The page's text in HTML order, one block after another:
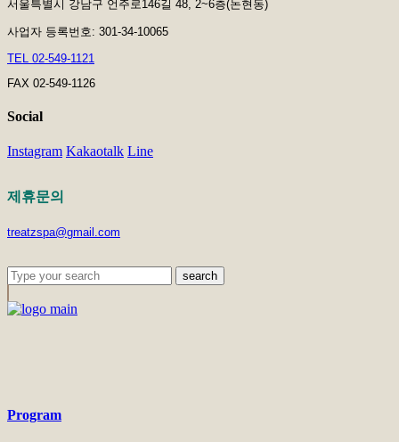
서울특별시 강남구 언주로146길 48, 2~6층(논현동)
사업자 등록번호: 301-34-10065
TEL 02-549-1121
FAX 02-549-1126
Social
Instagram Kakaotalk Line
제휴문의
treatzspa@gmail.com
search
Program